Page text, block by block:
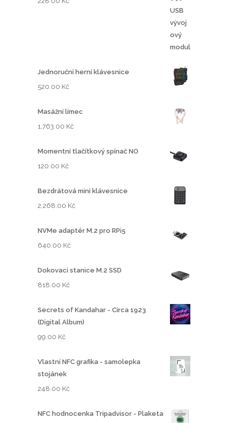
2
č
Jednoruční herní klávesnice
520.00 Kč
Masážní límec
1,763.00 Kč
Momentní tlačítkový spínač NO
120.00 Kč
Bezdrátová mini klávesnice
2,268.00 Kč
NVMe adaptér M.2 pro RPi5
640.00 Kč
Dokovací stanice M.2 SSD
818.00 Kč
Secrets of Kandahar - Circa 1923
(Digital Album)
99.00 Kč
Vlastní NFC grafika - samolepka
stojánek
248.00 Kč
NFC hodnocenka Tripadvisor - Plaketa